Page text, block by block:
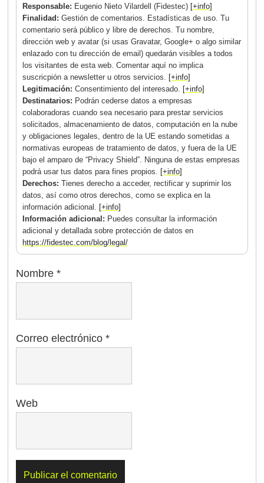
Responsable: Eugenio Nieto Vilardell (Fidestec) [+info]
Finalidad:Gestión de comentarios. Estadísticas de uso. Tu
comentario será público y libre de derechos. Tu nombre,
dirección web y avatar (si usas Gravatar, Google+ o algo similar
enlazado con tu dirección de email) quedarán visibles a todos
los visitantes de esta web. Comentar aquí no implica
suscricpión a newsletter u otros servicios. [+info]
Legitimación:Consentimiento del interesado. [+info]
Destinatarios: Podrán cederse datos a empresas
colaboradoras cuando sea necesario para prestar servicios
solicitados, almacenamiento de datos, computación en la nube
y obligaciones legales, dentro de la UE estando sometidas a
normativas europeas de tratamiento de datos, y fuera de la UE
bajo el amparo de “Privacy Shield”. Ninguna de estas empresas
podrá usar tus datos para fines propios. [+info]
Derechos:Tienes derecho a acceder, rectificar y suprimir los
datos, así como otros derechos, como se explica en la
información adicional. [+info]
Información adicional: Puedes consultar la información
adicional y detallada sobre protección de datos en
https://fidestec.com/blog/legal/
Nombre*
Correo electrónico*
Web